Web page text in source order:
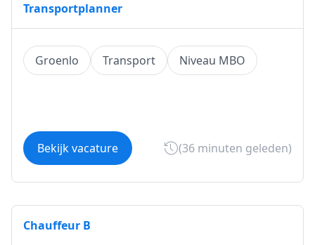
Transportplanner
Groenlo Transport Niveau MBO
Bekijk vacature (36 minuten geleden)
Chauffeur B